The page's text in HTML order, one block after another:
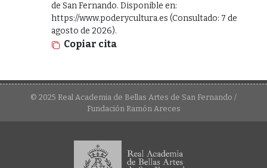
de San Fernando. Disponible en:
https://www.poderycultura.es (Consultado: 7 de
agosto de 2026).
Copiar cita
© 2025 Real Academia de Bellas Artes de San Fernando /
Fundación Ramón Areces